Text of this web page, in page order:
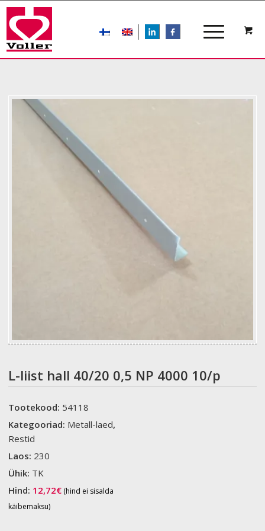
LIn
L-liist hall 40/20 0,5 NP 4000 10/p
Tootekood: 54118
Kategooriad: Metall-laed,
Restid
Laos: 230
Ühik: TK
Hind: 12,72€ (hind ei sisalda
käibemaksu)